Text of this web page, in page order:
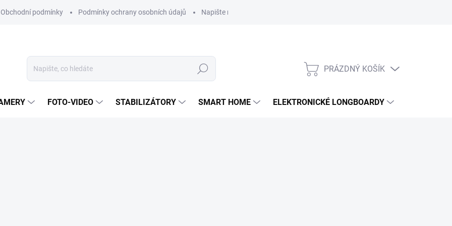
Obchodní podmínky Podmínky ochrany osobních údajů Napište nám
Hledat
NÁKUPNÍ
PRÁZDNÝ KOŠÍK
FOTO-VIDEO STABILIZÁTORY SMART HOME ELEKTRONICKÉ LONGBOARDY